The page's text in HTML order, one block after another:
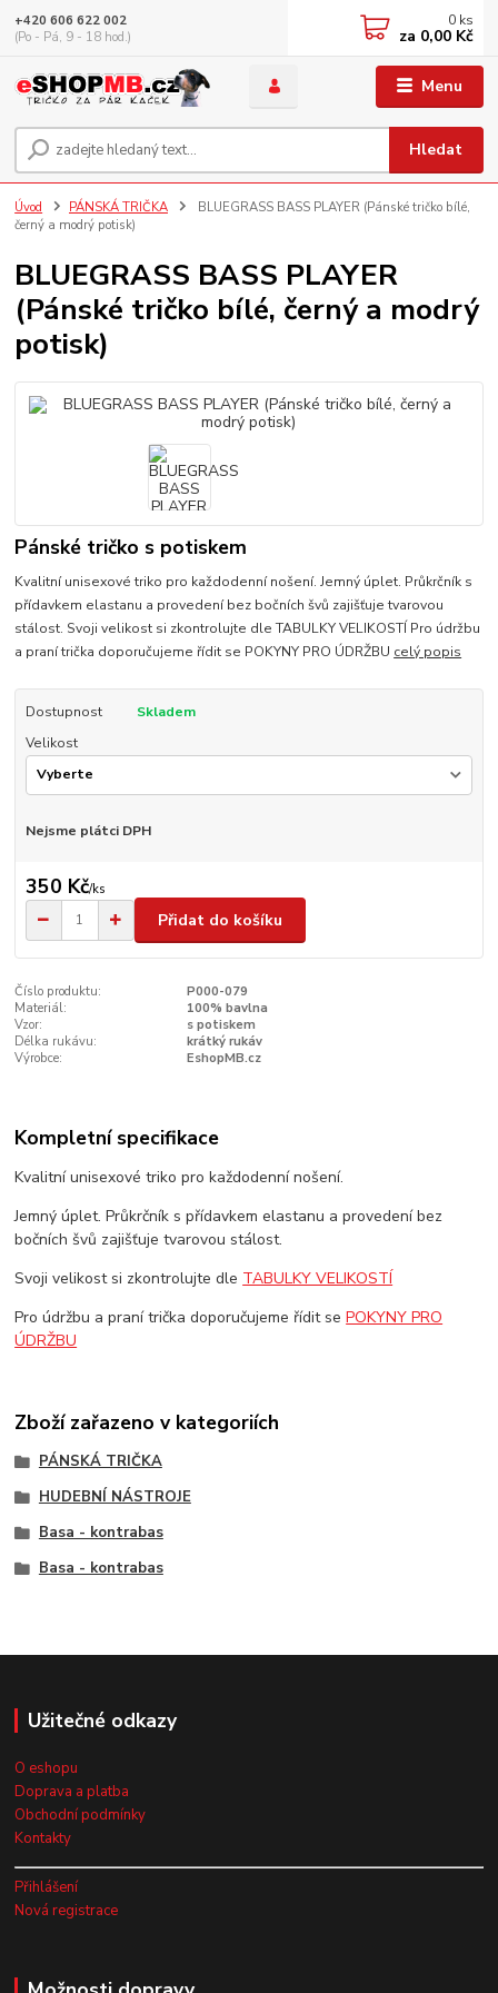
Menu
Hledat
+420 606 622 002
(Po - Pá, 9 - 18 hod.)
0 ks
za 0,00 Kč
Úvod PÁNSKÁ TRIČKA
BLUEGRASS BASS PLAYER (Pánské tričko bílé,
černý a modrý potisk)
BLUEGRASS BASS PLAYER
(Pánské tričko bílé, černý a modrý
potisk)
Pánské tričko s potiskem
Kvalitní unisexové triko pro každodenní nošení. Jemný úplet. Průkrčník s
přídavkem elastanu a provedení bez bočních švů zajišťuje tvarovou
stálost. Svoji velikost si zkontrolujte dle TABULKY VELIKOSTÍ Pro údržbu
a praní trička doporučujeme řídit se POKYNY PRO ÚDRŽBU celý popis
Dostupnost
Skladem
Velikost
Nejsme plátci DPH
350 Kč/ks
Přidat do košíku
Číslo produktu:
P000-079
Materiál:
100% bavlna
Vzor:
s potiskem
Délka rukávu:
krátký rukáv
Výrobce:
EshopMB.cz
Kompletní specifikace
Kvalitní unisexové triko pro každodenní nošení.
Jemný úplet. Průkrčník s přídavkem elastanu a provedení bez
bočních švů zajišťuje tvarovou stálost.
Svoji velikost si zkontrolujte dle TABULKY VELIKOSTÍ
Pro údržbu a praní trička doporučujeme řídit sePOKYNY PRO
ÚDRŽBU
Zboží zařazeno v kategoriích
PÁNSKÁ TRIČKA
HUDEBNÍ NÁSTROJE
Basa - kontrabas
Basa - kontrabas
Užitečné odkazy
O eshopu
Doprava a platba
Obchodní podmínky
Kontakty
Přihlášení
Nová registrace